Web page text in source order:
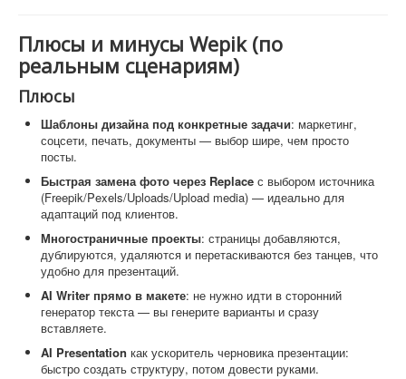
Плюсы и минусы Wepik (по
реальным сценариям)
Плюсы
Шаблоны дизайна под конкретные задачи: маркетинг,
соцсети, печать, документы — выбор шире, чем просто
посты.
Быстрая замена фото через Replace с выбором источника
(Freepik/Pexels/Uploads/Upload media) — идеально для
адаптаций под клиентов.
Многостраничные проекты: страницы добавляются,
дублируются, удаляются и перетаскиваются без танцев, что
удобно для презентаций.
AI Writer прямо в макете: не нужно идти в сторонний
генератор текста — вы генерите варианты и сразу
вставляете.
AI Presentation как ускоритель черновика презентации:
быстро создать структуру, потом довести руками.